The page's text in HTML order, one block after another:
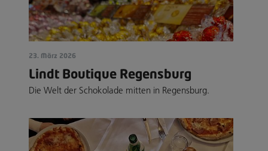
23. März 2026
Lindt Boutique Regensburg
Die Welt der Schokolade mitten in Regensburg.